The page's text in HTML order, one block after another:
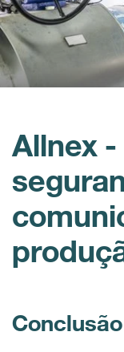
Allnex
Conclusão